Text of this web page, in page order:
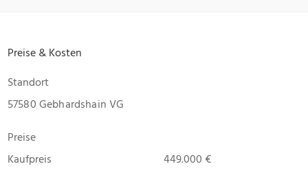
Preise & Kosten
Standort
57580 Gebhardshain VG
Preise
Kaufpreis
449.000 €